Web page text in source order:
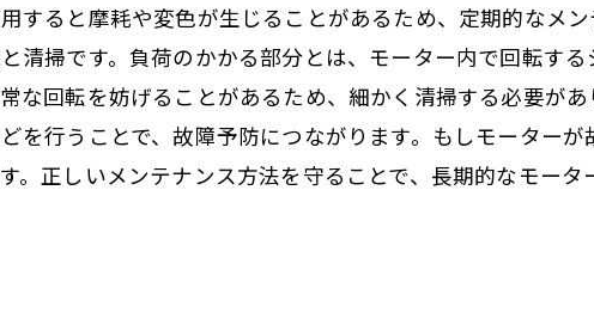
すると摩耗や変色が生じることがあるため、定期的なメ
清掃です。負荷のかかる部分とは、モーター内で回転する
な回転を妨げることがあるため、細かく清掃する必要が
を行うことで、故障予防につながります。もしモーター
。正しいメンテナンス方法を守ることで、長期的なモー